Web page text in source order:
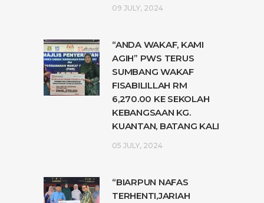
09 JULY, 2024
“ANDA WAKAF, KAMI
AGIH” PWS TERUS
SUMBANG WAKAF
FISABILILLAH RM
6,270.00 KE SEKOLAH
KEBANGSAAN KG.
KUANTAN, BATANG KALI
05 JULY, 2024
“BIARPUN NAFAS
TERHENTI,JARIAH